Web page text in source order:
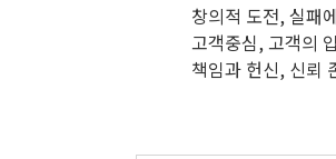
창의적 도전, 실패
고객중심, 고객의
책임과 헌신, 신뢰